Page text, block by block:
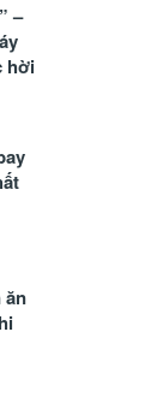
–
hời
ăn